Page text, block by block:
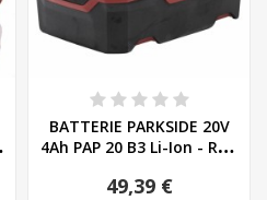
BATTERIE PARKSIDE 20V
4Ah PAP 20 B3 Li-Ion - REF:
49,39 €